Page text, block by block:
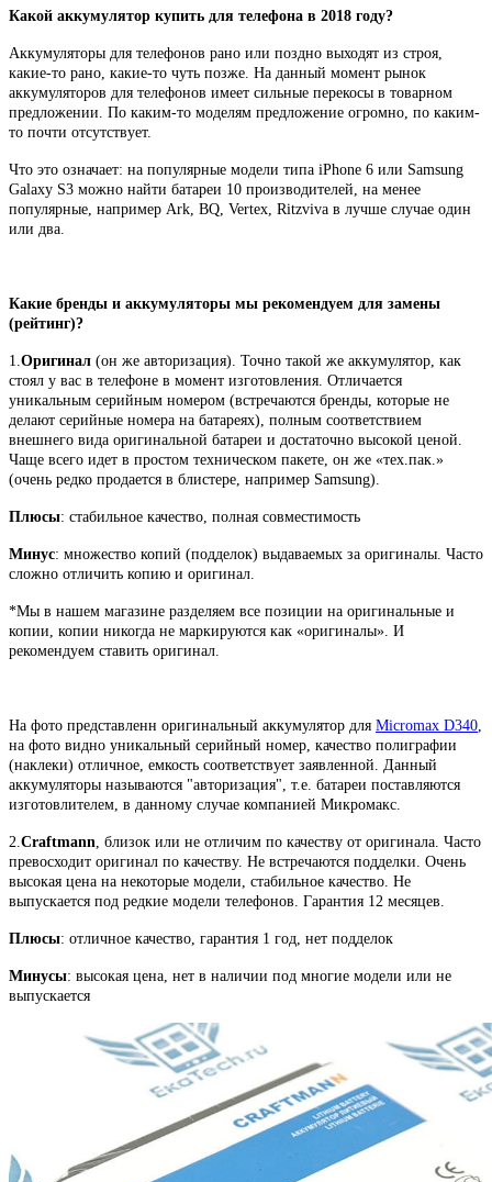
Какой аккумулятор купить для телефона в 2018 году?
Аккумуляторы для телефонов рано или поздно выходят из строя,
какие-то рано, какие-то чуть позже. На данный момент рынок
аккумуляторов для телефонов имеет сильные перекосы в товарном
предложении. По каким-то моделям предложение огромно, по каким-
то почти отсутствует.
Что это означает: на популярные модели типа iPhone 6 или Samsung
Galaxy S3 можно найти батареи 10 производителей, на менее
популярные, например Ark, BQ, Vertex, Ritzviva в лучше случае один
или два.
Какие бренды и аккумуляторы мы рекомендуем для замены
(рейтинг)?
1. Оригинал (он же авторизация). Точно такой же аккумулятор, как
стоял у вас в телефоне в момент изготовления. Отличается
уникальным серийным номером (встречаются бренды, которые не
делают серийные номера на батареях), полным соответствием
внешнего вида оригинальной батареи и достаточно высокой ценой.
Чаще всего идет в простом техническом пакете, он же «тех.пак.»
(очень редко продается в блистере, например Samsung).
Плюсы: стабильное качество, полная совместимость
Минус: множество копий (подделок) выдаваемых за оригиналы. Часто
сложно отличить копию и оригинал.
*Мы в нашем магазине разделяем все позиции на оригинальные и
копии, копии никогда не маркируются как «оригиналы». И
рекомендуем ставить оригинал.
На фото представленн оригинальный аккумулятор для Micromax D340
на фото видно уникальный серийный номер, качество полиграфии
(наклеки) отличное, емкость соответствует заявленной. Данный
аккумуляторы называются "авторизация", т.е. батареи поставляются
изготовлителем, в данному случае компанией Микромакс.
2. Craftmann , близок или не отличим по качеству от оригинала. Часто
превосходит оригинал по качеству. Не встречаются подделки. Очень
высокая цена на некоторые модели, стабильное качество. Не
выпускается под редкие модели телефонов. Гарантия 12 месяцев.
Плюсы: отличное качество, гарантия 1 год, нет подделок
Минусы: высокая цена, нет в наличии под многие модели или не
выпускается